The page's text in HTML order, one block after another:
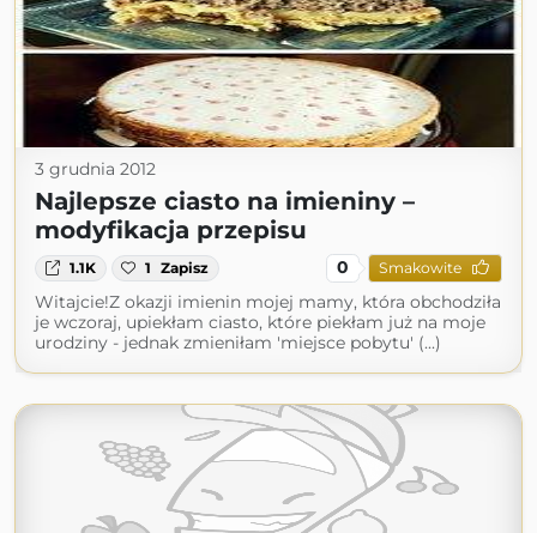
3 grudnia 2012
Najlepsze ciasto na imieniny –
modyfikacja przepisu
1.1K 1 Zapisz 0 Smakowite
Witajcie!Z okazji imienin mojej mamy, która obchodziła
je wczoraj, upiekłam ciasto, które piekłam już na moje
urodziny - jednak zmieniłam 'miejsce pobytu' (...)